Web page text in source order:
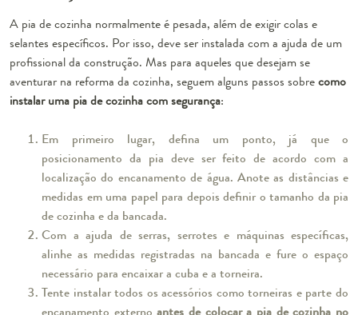
A pia de cozinha normalmente é pesada, além de exigir colas e
selantes específicos. Por isso, deve ser instalada com a ajuda de um
profissional da construção. Mas para aqueles que desejam se
aventurar na reforma da cozinha, seguem alguns passos sobrecomo
instalar uma pia de cozinha com segurança:
Em primeiro lugar, defina um ponto, já que o
posicionamento da pia deve ser feito de acordo com a
localização do encanamento de água. Anote as distâncias e
medidas em uma papel para depois definir o tamanho da pia
de cozinha e da bancada.
Com a ajuda de serras, serrotes e máquinas específicas,
alinhe as medidas registradas na bancada e fure o espaço
necessário para encaixar a cuba e a torneira.
Tente instalar todos os acessórios como torneiras e parte do